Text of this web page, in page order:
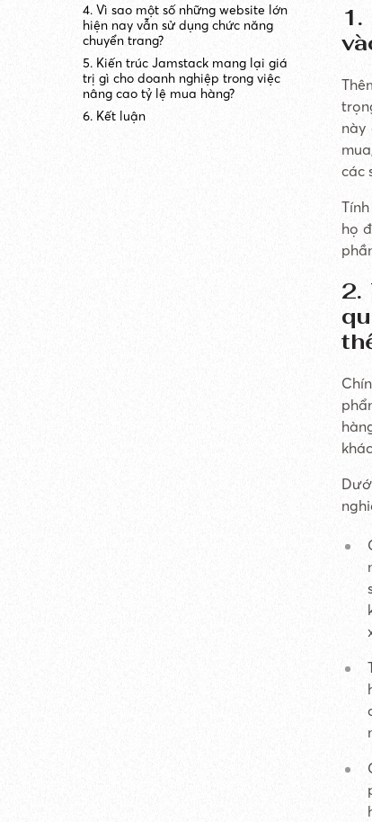
4. Vì sao một số những website lớn
hiện nay vẫn sử dụng chức năng
chuyển trang?
5. Kiến trúc Jamstack mang lại giá
trị gì cho doanh nghiệp trong việc
nâng cao tỷ lệ mua hàng?
6. Kết luận
này
các
họ
2.